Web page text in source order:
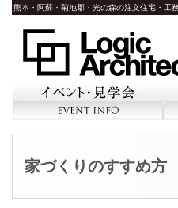
家づくりのすすめ方
熊本・阿蘇・菊池郡・光の森の注文住宅・工